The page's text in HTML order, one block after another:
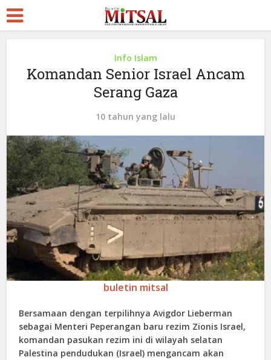
Info Islam
Komandan Senior Israel Ancam
Serang Gaza
10 tahun yang lalu
buletin mitsal
Bersamaan dengan terpilihnya Avigdor Lieberman
sebagai Menteri Peperangan baru rezim Zionis Israel,
komandan pasukan rezim ini di wilayah selatan
Palestina pendudukan (Israel) mengancam akan